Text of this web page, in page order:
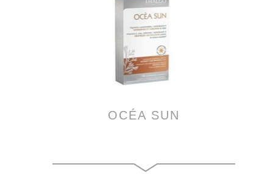
OCÉA SUN